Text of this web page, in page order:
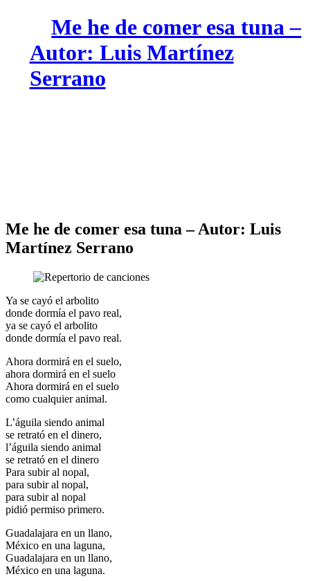
Me he de comer esa tuna –
Autor: Luis Martínez
Serrano
Me he de comer esa tuna – Autor: Luis
Martínez Serrano
Ya se cayó el arbolito
donde dormía el pavo real,
ya se cayó el arbolito
donde dormía el pavo real.
Ahora dormirá en el suelo,
ahora dormirá en el suelo
Ahora dormirá en el suelo
como cualquier animal.
L’águila siendo animal
se retrató en el dinero,
l’águila siendo animal
se retrató en el dinero
Para subir al nopal,
para subir al nopal,
para subir al nopal
pidió permiso primero.
Guadalajara en un llano,
México en una laguna,
Guadalajara en un llano,
México en una laguna.